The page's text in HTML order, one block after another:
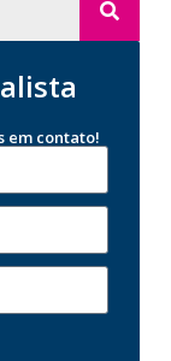
em contato!